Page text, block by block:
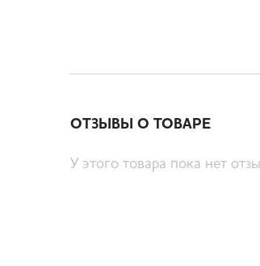
ОТЗЫВЫ О ТОВАРЕ
У этого товара пока нет